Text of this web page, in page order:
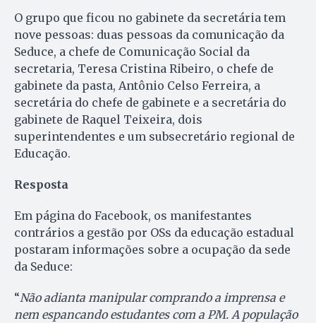
O grupo que ficou no gabinete da secretária tem
nove pessoas: duas pessoas da comunicação da
Seduce, a chefe de Comunicação Social da
secretaria, Teresa Cristina Ribeiro, o chefe de
gabinete da pasta, Antônio Celso Ferreira, a
secretária do chefe de gabinete e a secretária do
gabinete de Raquel Teixeira, dois
superintendentes e um subsecretário regional de
Educação.
Resposta
Em página do Facebook, os manifestantes
contrários a gestão por OSs da educação estadual
postaram informações sobre a ocupação da sede
da Seduce:
“Não adianta manipular comprando a imprensa e
nem espancando estudantes com a PM. A população